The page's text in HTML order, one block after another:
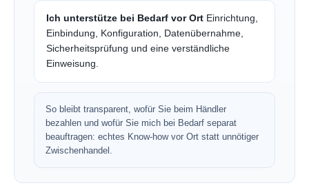
Ich unterstütze bei Bedarf vor Ort Einrichtung,
Einbindung, Konfiguration, Datenübernahme,
Sicherheitsprüfung und eine verständliche
Einweisung.
So bleibt transparent, wofür Sie beim Händler
bezahlen und wofür Sie mich bei Bedarf separat
beauftragen: echtes Know-how vor Ort statt unnötiger
Zwischenhandel.